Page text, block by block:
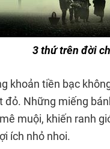
3 thứ trên đời
khoản tiền bạc
đỏ. Những miếng
muội, khiến ranh
ích nhỏ nhoi.